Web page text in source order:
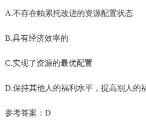
A.不存在帕累托改进的资源配置状态
B.具有经济效率的
C.实现了资源的最优配置
D.保持其他人的福利水平，提高别人的
参考答案：D